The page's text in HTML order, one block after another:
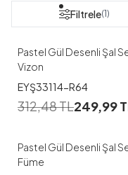
Filtrele(1)
Pastel Gül Desenli Şal
Vizon
EYŞ33114-R64
312,48TL249,99
Pastel Gül Desenli Şal
Füme